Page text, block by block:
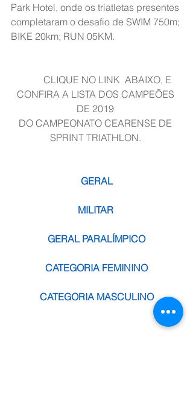
Park Hotel, onde os triatletas presentes
completaram o desafio de SWIM 750m;
BIKE 20km; RUN 05KM.
CONFIRA A LISTA DOS CAMPEÕES
DE 2019
DO CAMPEONATO CEARENSE DE
SPRINT TRIATHLON.
GERAL
MILITAR
GERAL PARALÍMPICO
CATEGORIA FEMININO
CATEGORIA MASCULINO